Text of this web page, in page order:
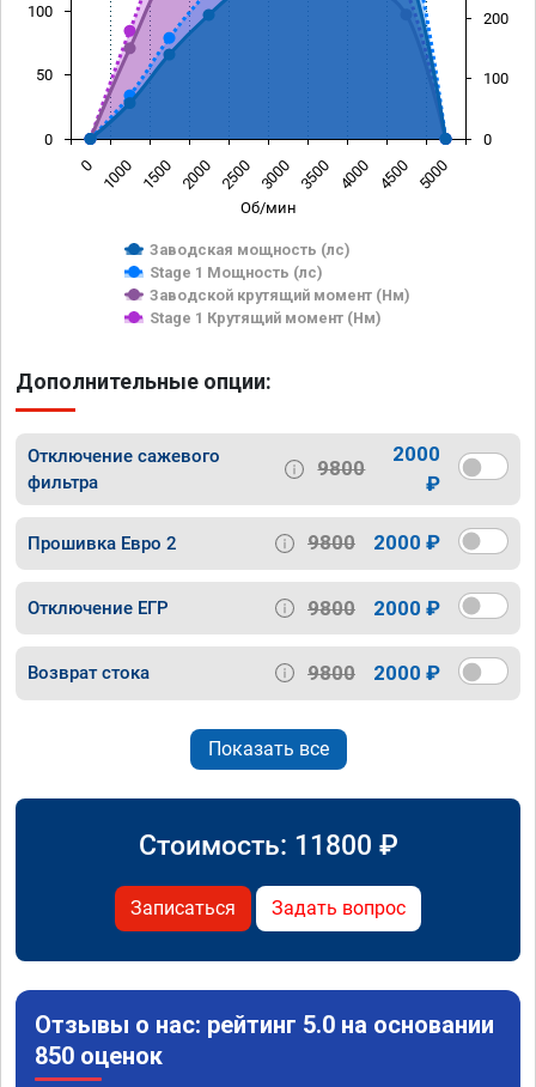
Об/мин
Заводская мощность (лс)
Stage 1 Мощность (лс)
Заводской крутящий момент (Нм)
Stage 1 Крутящий момент (Нм)
0 1000 1500 2000 2500 3000 3500 4000 4500 5000
0
50
100
0
100
200
Дополнительные опции:
Отключение сажевого
фильтра
9800
2000
₽
Прошивка Евро 2 9800 2000 ₽
Отключение ЕГР 9800 2000 ₽
Возврат стока 9800 2000 ₽
Показать все
Стоимость: 11800 ₽
Записаться Задать вопрос
Отзывы о нас: рейтинг 5.0 на основании
850 оценок